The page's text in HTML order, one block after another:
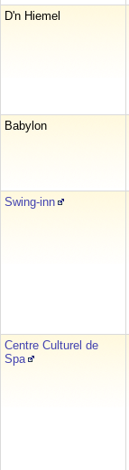
D'n Hiemel
Babylon
Swing-inn
Centre Culturel de
Spa